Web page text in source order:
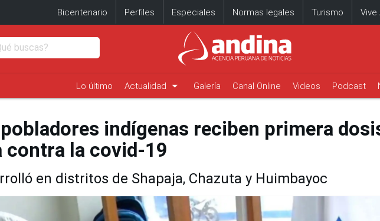
Bicentenario Perfiles Especiales Normas legales Turismo Vive
Lo último Actualidad arrow_drop_down Galería Canal Online Videos Podcast
indígenas reciben primera
contra la covid-19
en distritos de Shapaja, Chazuta y Huimbayoc